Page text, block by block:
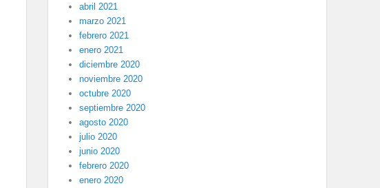
abril 2021
marzo 2021
febrero 2021
enero 2021
diciembre 2020
noviembre 2020
octubre 2020
septiembre 2020
agosto 2020
julio 2020
junio 2020
febrero 2020
enero 2020